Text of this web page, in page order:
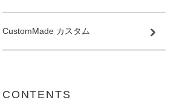
CustomMade カスタム
CONTENTS